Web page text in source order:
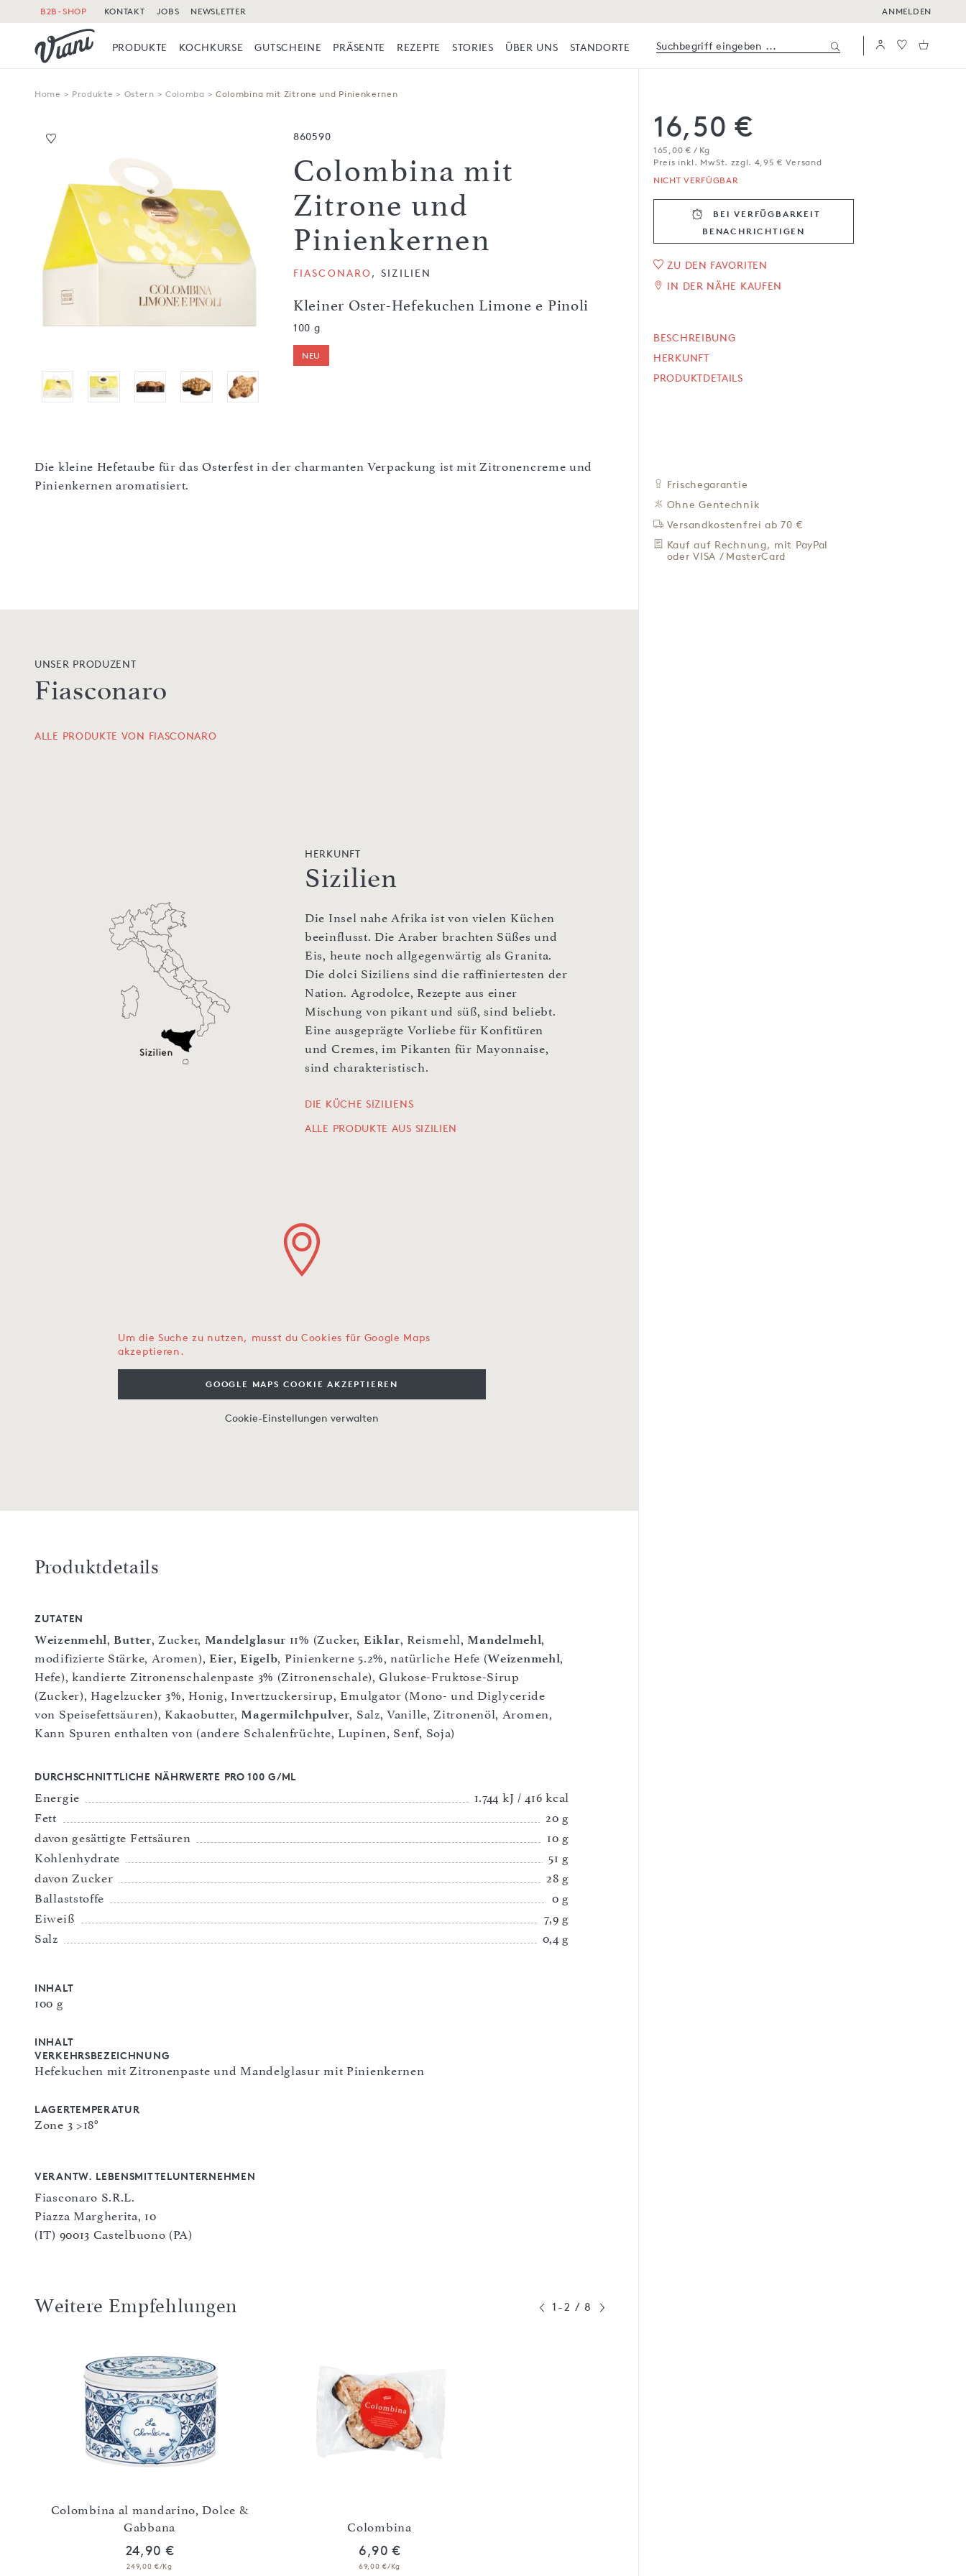
B2B-SHOP KONTAKT JOBS NEWSLETTER ANMELDEN
PRODUKTE KOCHKURSE GUTSCHEINE PRÄSENTE REZEPTE STORIES ÜBER UNS STANDORTE
Home > Produkte > Ostern > Colomba > Colombina mit Zitrone und Pinienkernen
Colombina mit Zitrone und
NICHT VERFÜGBAR
ZU DEN FAVORITEN
IN DER NÄHE KAUFEN
BESCHREIBUNG
860590
Colombina mit
Zitrone und
Pinienkernen
Kleiner Oster-Hefekuchen Limone e Pinoli
FIASCONARO, SIZILIEN
100 g
NEU
NICHT VERFÜGBAR
16,50 €
165,00 € / Kg
Preis inkl. MwSt. zzgl. 4,95 € Versand
BEI VERFÜGBARKEIT
BENACHRICH­TIGEN
ZU DEN FAVORITEN
IN DER NÄHE KAUFEN
BESCHREIBUNG
HERKUNFT
PRODUKTDETAILS
Frischegarantie
Ohne Gentechnik
Versandkostenfrei ab 70 €
Kauf auf Rechnung, mit PayPal
oder VISA / MasterCard
Die kleine Hefetaube für das Osterfest in der charmanten Verpackung ist mit Zitronencreme und
Pinienkernen aromatisiert.
UNSER PRODUZENT
Fiasconaro
ALLE PRODUKTE VON FIASCONARO
HERKUNFT
Sizilien
Die Insel nahe Afrika ist von vielen Küchen
beeinflusst. Die Araber brachten Süßes und
Eis, heute noch allgegenwärtig als Granita.
Die dolci Siziliens sind die raffiniertesten der
Nation. Agrodolce, Rezepte aus einer
Mischung von pikant und süß, sind beliebt.
Eine ausgeprägte Vorliebe für Konfitüren
und Cremes, im Pikanten für Mayonnaise,
sind charakteristisch.
DIE KÜCHE SIZILIENS
ALLE PRODUKTE AUS SIZILIEN
Um die Suche zu nutzen, musst du Cookies für Google Maps
akzeptieren.
GOOGLE MAPS COOKIE AKZEPTIEREN
Cookie-Einstellungen verwalten
Produktdetails
ZUTATEN
Weizenmehl,Butter, Zucker, Mandelglasur 11% (Zucker, Eiklar, Reismehl, Mandelmehl,
modifizierte Stärke, Aromen), Eier,Eigelb, Pinienkerne 5.2%, natürliche Hefe (Weizenmehl,
Hefe), kandierte Zitronenschalenpaste 3% (Zitronenschale), Glukose-Fruktose-Sirup
(Zucker), Hagelzucker 3%, Honig, Invertzuckersirup, Emulgator (Mono- und Diglyceride
von Speisefettsäuren), Kakaobutter, Magermilchpulver, Salz, Vanille, Zitronenöl, Aromen,
Kann Spuren enthalten von (andere Schalenfrüchte, Lupinen, Senf, Soja)
DURCHSCHNITTLICHE NÄHRWERTE PRO 100 G/ML
Energie
1.744 kJ / 416 kcal
Fett
20 g
davon gesättigte Fettsäuren
10 g
Kohlenhydrate
51 g
davon Zucker
28 g
Ballaststoffe
0 g
Eiweiß
7,9 g
Salz
0,4 g
INHALT
100 g
INHALT
VERKEHRSBEZEICHNUNG
Hefekuchen mit Zitronenpaste und Mandelglasur mit Pinienkernen
LAGERTEMPERATUR
Zone 3 >18°
VERANTW. LEBENSMITTELUNTERNEHMEN
Fiasconaro S.R.L.
Piazza Margherita, 10
(IT) 90013 Castelbuono (PA)
Weitere Empfehlungen
Colombina al mandarino, Dolce &
Gabbana
24,90 €
249,00 €/Kg
Colombina
6,90 €
69,00 €/Kg
1-2 / 8